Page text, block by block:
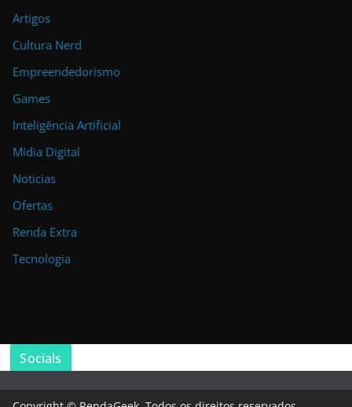
Artigos
Cultura Nerd
Empreendedorismo
Games
Inteligência Artificial
Mídia Digital
Noticias
Ofertas
Renda Extra
Tecnologia
Socials